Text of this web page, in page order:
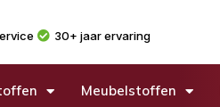
30+ jaar ervaring
Meubelstoffen